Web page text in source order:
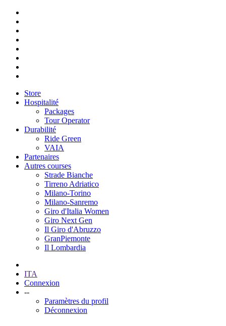
Store
Hospitalité
Packages
Tour Operator
Durabilité
Ride Green
VAIA
Partenaires
Autres courses
Strade Bianche
Tirreno Adriatico
Milano-Torino
Milano-Sanremo
Giro d'Italia Women
Giro Next Gen
Il Giro d'Abruzzo
GranPiemonte
Il Lombardia
ITA
Connexion
--
Paramètres du profil
Déconnexion